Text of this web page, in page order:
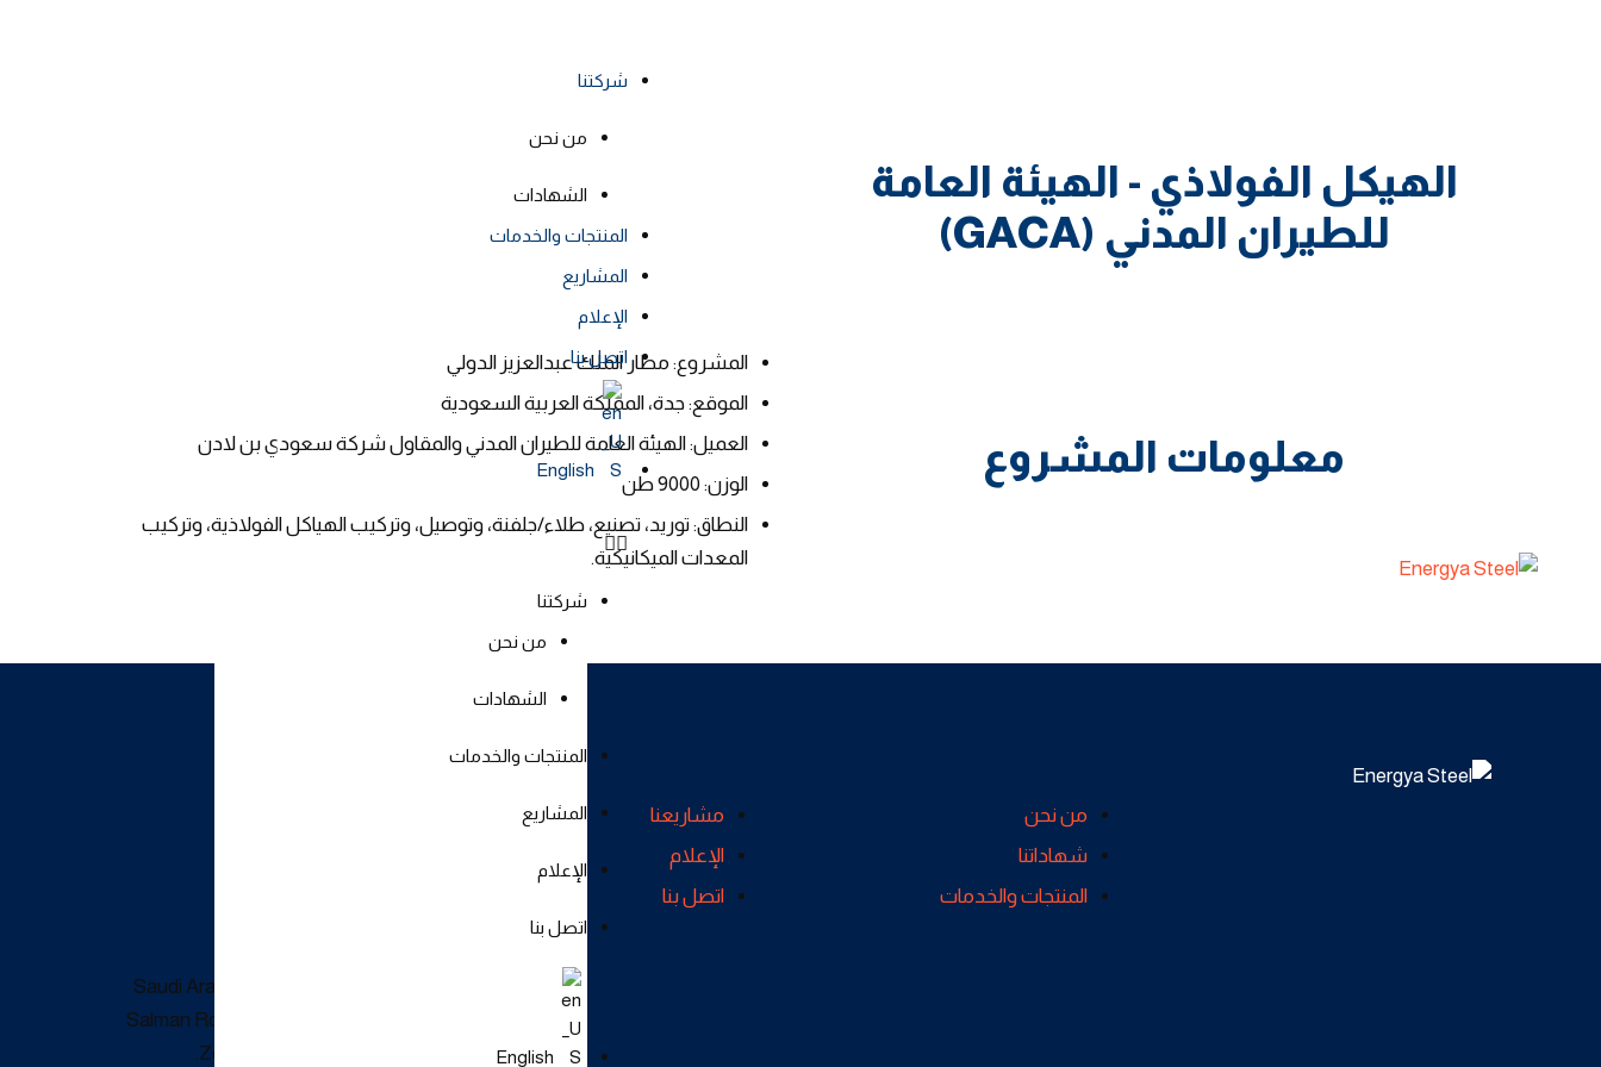
شركتنا
من نحن
الشهادات
المنتجات والخدمات
المشاريع
الإعلام
اتصل بنا
English
شركتنا
من نحن
الشهادات
المنتجات والخدمات
المشاريع
الإعلام
اتصل بنا
English
الهيكل الفولاذي - الهيئة العامة
للطيران المدني (GACA)
معلومات المشروع
المشروع: مطار الملك عبدالعزيز الدولي
الموقع: جدة، المملكة العربية السعودية
العميل: الهيئة العامة للطيران المدني والمقاول شركة سعودي بن لادن
الوزن: 9000 طن
النطاق: توريد، تصنيع، طلاء/جلفنة، وتوصيل، وتركيب الهياكل الفولاذية، وتركيب
المعدات الميكانيكية.
من نحن
شهاداتنا
المنتجات والخدمات
مشاريعنا
الإعلام
اتصل بنا
Saudi Arabia: Rabigh - King
Salman Road, 4th Industrial
Zone, Rabigh, KSA.